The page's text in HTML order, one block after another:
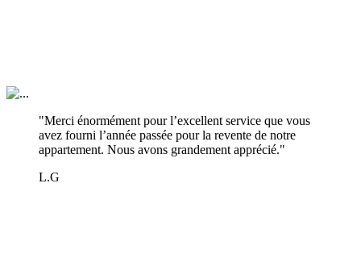
"Merci énormément pour l’excellent service que vous
avez fourni l’année passée pour la revente de notre
appartement. Nous avons grandement apprécié."
L.G